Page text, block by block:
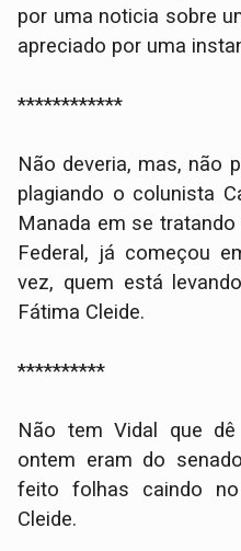
por uma noticia sobre
apreciado por uma
************
Não deveria, mas, não
plagiando o colunista
Manada em se
Federal, já começou
vez, quem está
Fátima Cleide.
**********
Não tem Vidal que
ontem eram do
feito folhas caindo
Cleide.